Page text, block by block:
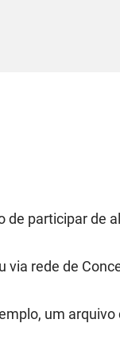
de participar de
via rede de
um